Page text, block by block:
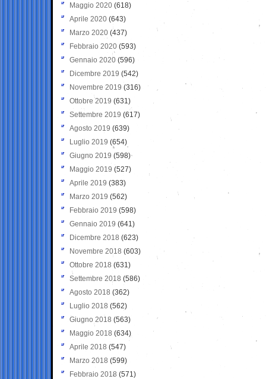
Maggio 2020 (618)
Aprile 2020 (643)
Marzo 2020 (437)
Febbraio 2020 (593)
Gennaio 2020 (596)
Dicembre 2019 (542)
Novembre 2019 (316)
Ottobre 2019 (631)
Settembre 2019 (617)
Agosto 2019 (639)
Luglio 2019 (654)
Giugno 2019 (598)
Maggio 2019 (527)
Aprile 2019 (383)
Marzo 2019 (562)
Febbraio 2019 (598)
Gennaio 2019 (641)
Dicembre 2018 (623)
Novembre 2018 (603)
Ottobre 2018 (631)
Settembre 2018 (586)
Agosto 2018 (362)
Luglio 2018 (562)
Giugno 2018 (563)
Maggio 2018 (634)
Aprile 2018 (547)
Marzo 2018 (599)
Febbraio 2018 (571)